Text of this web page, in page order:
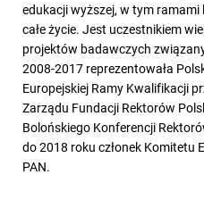
edukacji wyższej, w tym
całe życie. Jest uczestnikiem
projektów badawczych
2008-2017 reprezentowała
Europejskiej Ramy Kwalifikacji
Zarządu Fundacji Rektorów
Bolońskiego Konferencji
do 2018 roku członek Komitetu
PAN.